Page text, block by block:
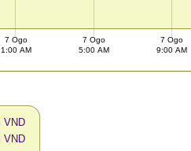
7 Ogo
1:00 AM
7 Ogo
5:00 AM
7 Ogo
9:00 AM
VND
VND